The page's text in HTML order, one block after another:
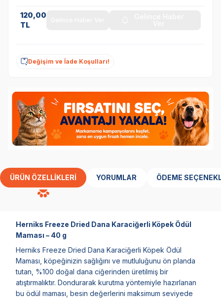
120,00
TL
Değişim ve İade Koşulları!
ÜRÜN ÖZELLIKLERI YORUMLAR ÖDEME
Herniks Freeze Dried Dana Karaciğerli Köpek Ödül
Maması – 40 g
Herniks Freeze Dried Dana Karaciğerli Köpek Ödül
Maması, köpeğinizin sağlığını ve mutluluğunu ön planda
tutan, %100 doğal dana ciğerinden üretilmiş bir
atıştırmalıktır. Dondurarak kurutma yöntemiyle hazırlanan
bu ödül maması, besin değerlerini maksimum seviyede